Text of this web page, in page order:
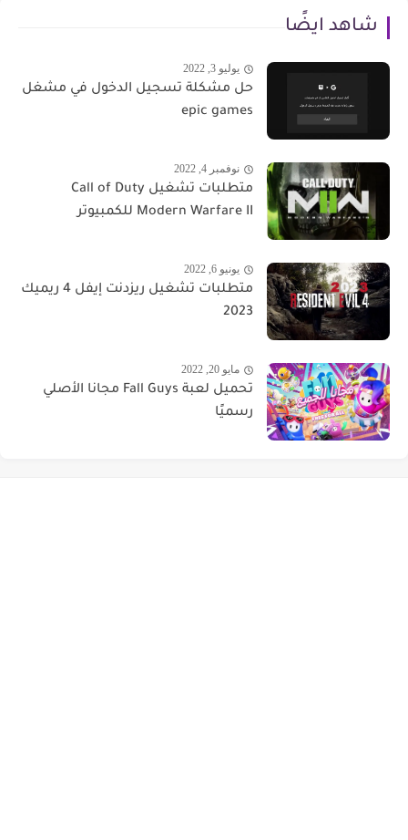
شاهد ايضًا
يوليو 3, 2022
حل مشكلة تسجيل الدخول في مشغل
epic games
نوفمبر 4, 2022
متطلبات تشغيل Call of Duty
Modern Warfare II للكمبيوتر
يونيو 6, 2022
متطلبات تشغيل ريزدنت إيفل 4 ريميك
2023
مايو 20, 2022
تحميل لعبة Fall Guys مجانا الأصلي
رسميًا